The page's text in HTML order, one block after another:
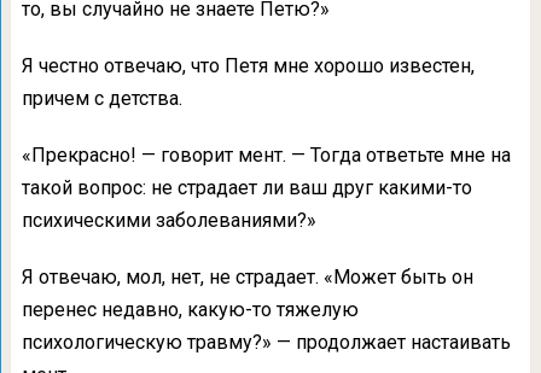
то, вы случайно не знаете Петю?»
Я честно отвечаю, что Петя мне хорошо известен,
причем с детства.
«Прекрасно! — говорит мент. — Тогда ответьте мне на
такой вопрос: не страдает ли ваш друг какими-то
психическими заболеваниями?»
Я отвечаю, мол, нет, не страдает. «Может быть он
перенес недавно, какую-то тяжелую
психологическую травму?» — продолжает настаивать